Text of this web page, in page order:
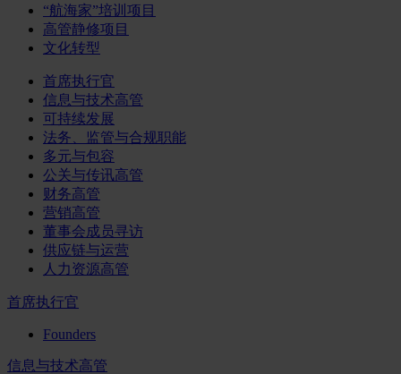
“航海家”培训项目
高管静修项目
文化转型
首席执行官
信息与技术高管
可持续发展
法务、监管与合规职能
多元与包容
公关与传讯高管
财务高管
营销高管
董事会成员寻访
供应链与运营
人力资源高管
首席执行官
Founders
信息与技术高管